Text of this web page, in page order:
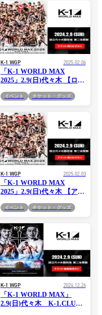
K-1 WGP 2025.02.06
「K-1 WORLD MAX
2025」2.9(日)代々木 【ロイ
せイベント チケット・グッズ
K-1 WGP 2025.02.03
「K-1 WORLD MAX
2025」2.9(日)代々木 【アリ
イベント チケット・グッズ
K-1 WGP 2024.12.26
「K-1 WORLD MAX」
2.9(日)代々木 K-1.CLUB